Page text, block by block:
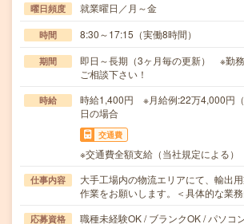
曜日頻度 就業曜日／月～金
時間 8:30～17:15（実働8時間）
期間
即日～長期（3ヶ月毎の更新） ※勤
ご相談下さい！
時給
時給1,400円 ※月給例:22万4,000円
日の場合
交通費
※交通費全額支給（当社規定による）
仕事内容
大手工場内の物流エリアにて、輸出
作業をお願いします。＜具体的な業
応募資格 職種未経験OK / ブランクOK / パソコ